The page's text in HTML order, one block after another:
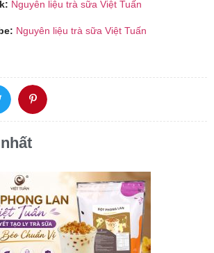
Nguyên liệu trà sữa Việt Tuấn
Nguyên liệu trà sữa Việt Tuấn